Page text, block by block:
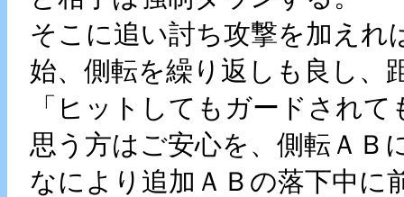
そこに追い討ち攻撃を加え
始、側転を繰り返しも良し、
「ヒットしてもガードされ
思う方はご安心を、側転ＡＢ
なにより追加ＡＢの落下中に